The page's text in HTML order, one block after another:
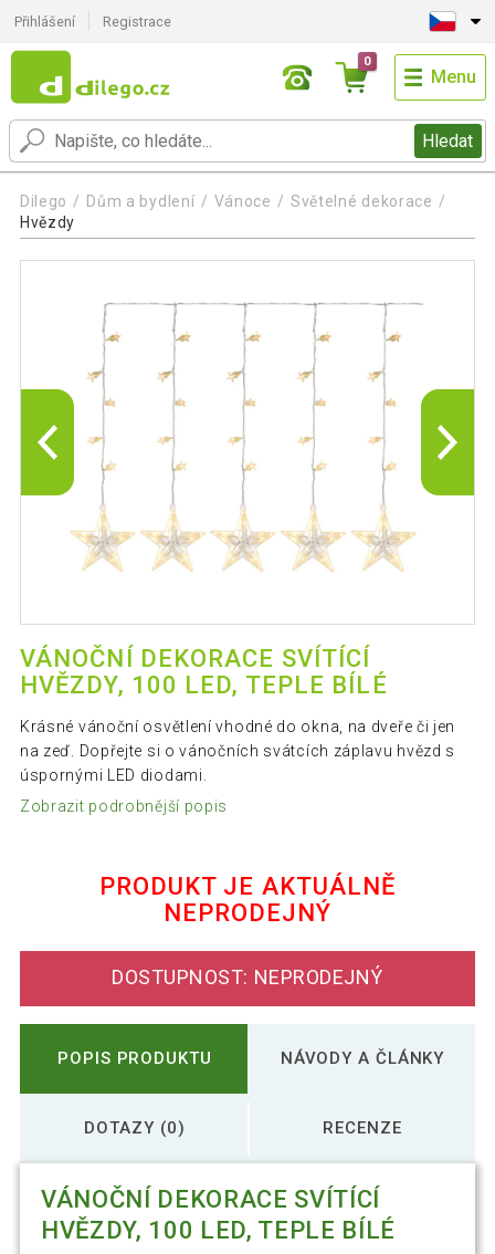
Přihlášení Registrace
Hledat
0
Menu
Dilego Dům a bydlení Vánoce
Světelné dekorace
Hvězdy
VÁNOČNÍ DEKORACE SVÍTÍCÍ
HVĚZDY, 100 LED, TEPLE BÍLÉ
Krásné vánoční osvětlení vhodné do okna, na dveře či jen
na zeď. Dopřejte si o vánočních svátcích záplavu hvězd s
úspornými LED diodami.
Zobrazit podrobnější popis
PRODUKT JE AKTUÁLNĚ
NEPRODEJNÝ
DOSTUPNOST: NEPRODEJNÝ
POPIS PRODUKTU NÁVODY A ČLÁNKY
DOTAZY (0) RECENZE
VÁNOČNÍ DEKORACE SVÍTÍCÍ
HVĚZDY, 100 LED, TEPLE BÍLÉ